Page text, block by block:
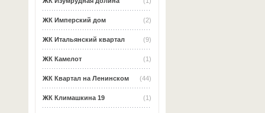
(2)
ЖК Имперский дом
(9)
ЖК Итальянский квартал
(1)
ЖК Камелот
(44)
ЖК Квартал на Ленинском
(1)
ЖК Климашкина 19